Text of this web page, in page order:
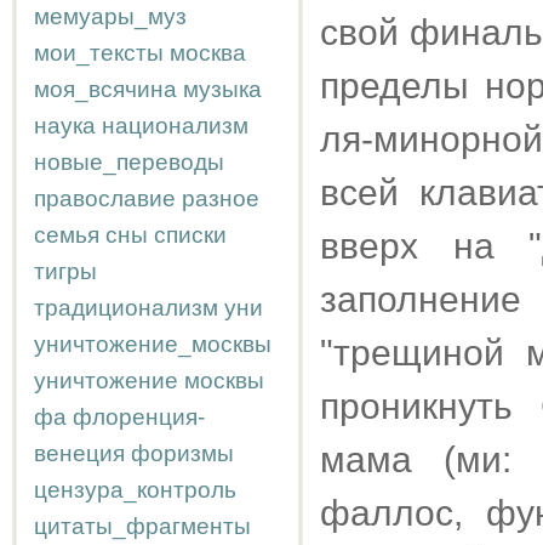
мемуары_муз
мои_тексты москва
моя_всячина музыка
наука национализм
новые_переводы
православие разное
семья сны списки
тигры
традиционализм уни
уничтожение_москвы
уничтожение москвы
фа флоренция-
венеция форизмы
цензура_контроль
цитаты_фрагменты
свой
пределы
ля-
всей
вверх на
"трещиной
мама (ми:
фаллос,